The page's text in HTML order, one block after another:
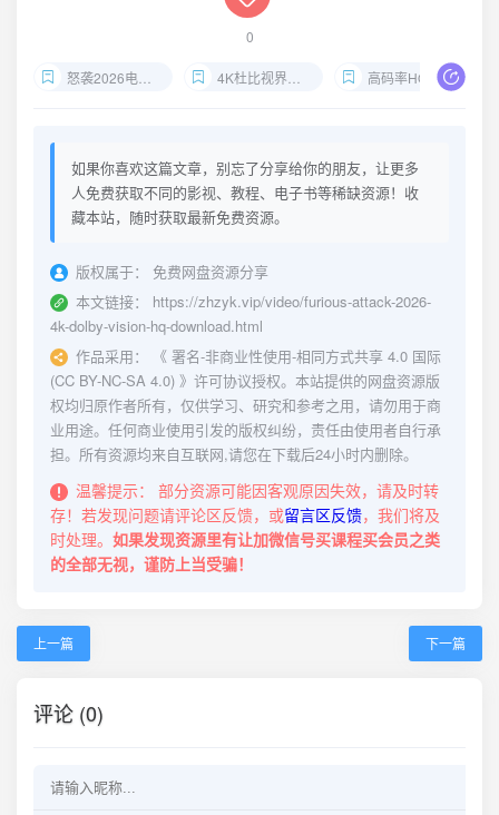
0
怒袭2026电影下载 4K杜比视界动作片 高码率HQ电影资源
如果你喜欢这篇文章，别忘了分享给你的朋友，让更多
人免费获取不同的影视、教程、电子书等稀缺资源！收
藏本站，随时获取最新免费资源。
版权属于：
免费网盘资源分享
本文链接：
https://zhzyk.vip/video/furious-attack-2026-
4k-dolby-vision-hq-download.html
作品采用：
《 署名-非商业性使用-相同方式共享 4.0 国际
(CC BY-NC-SA 4.0) 》许可协议授权。本站提供的网盘资源版
权均归原作者所有，仅供学习、研究和参考之用，请勿用于商
业用途。任何商业使用引发的版权纠纷，责任由使用者自行承
担。所有资源均来自互联网,请您在下载后24小时内删除。
温馨提示：
部分资源可能因客观原因失效，请及时转
存！若发现问题请评论区反馈，或留言区反馈，我们将及
时处理。 如果发现资源里有让加微信号买课程买会员之类
的全部无视，谨防上当受骗！
上一篇 下一篇
评论 (0)